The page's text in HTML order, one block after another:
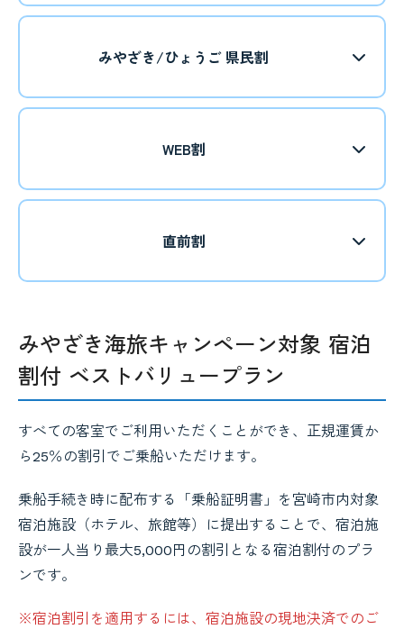
みやざき/ひょうご 県民割
WEB割
直前割
みやざき海旅キャンペーン対象 宿泊
割付 ベストバリュープラン
すべての客室でご利用いただくことができ、正規運賃か
ら25％の割引でご乗船いただけます。
乗船手続き時に配布する「乗船証明書」を宮崎市内対象
宿泊施設（ホテル、旅館等）に提出することで、宿泊施
設が一人当り最大5,000円の割引となる宿泊割付のプラ
ンです。
※宿泊割引を適用するには、宿泊施設の現地決済でのご